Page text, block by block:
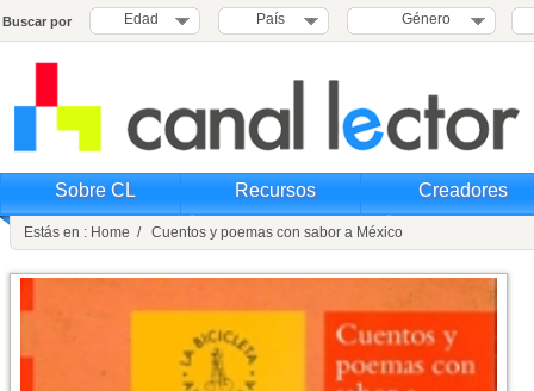
Buscar por Edad País Género
Sobre CL Recursos Creadores
Estás en : Home / Cuentos y poemas con sabor a México